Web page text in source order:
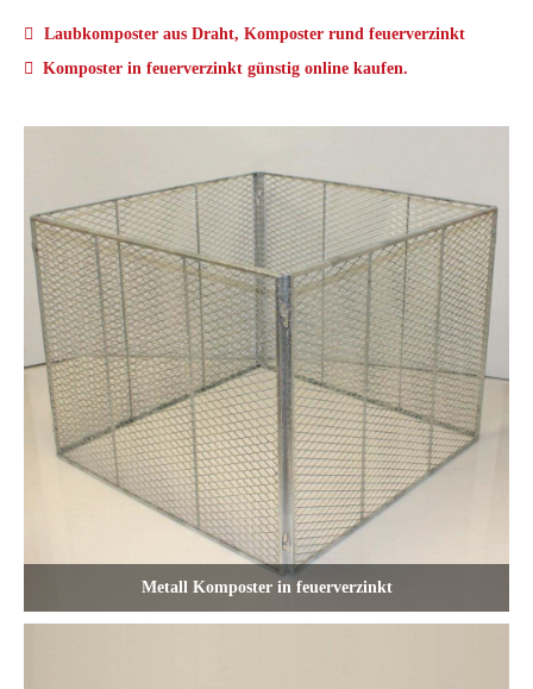
Laubkomposter aus Draht, Komposter rund feuerverzinkt
Komposter in feuerverzinkt günstig online kaufen.
Metall Komposter in feuerverzinkt